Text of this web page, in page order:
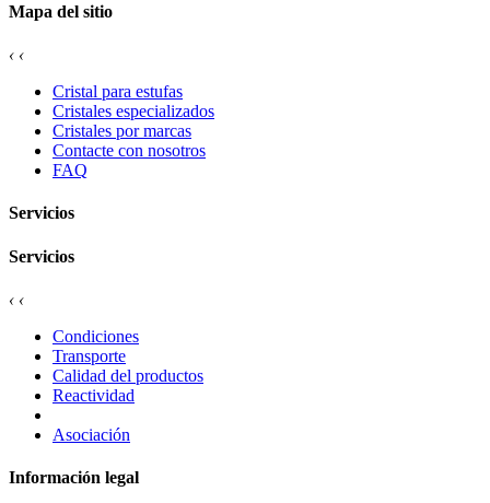
Mapa del sitio
‹ ‹
Cristal para estufas
Cristales especializados
Cristales por marcas
Contacte con nosotros
FAQ
Servicios
Servicios
‹ ‹
Condiciones
Transporte
Calidad del productos
Reactividad
Asociación
Información legal